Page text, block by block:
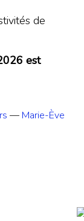
de
est
— Marie-Ève